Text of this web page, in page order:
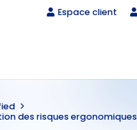
Espace client
des risques ergonomiques